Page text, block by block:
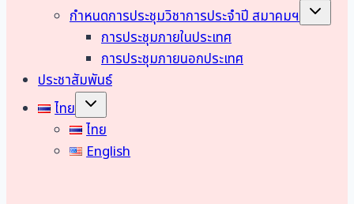
กำหนดการประชุมวิชาการประจำปี สมาคมฯ
Toggle
การประชุมภายในประเทศ
การประชุมภายนอกประเทศ
ประชาสัมพันธ์
ไทย
Toggle
menu
ไทย
English